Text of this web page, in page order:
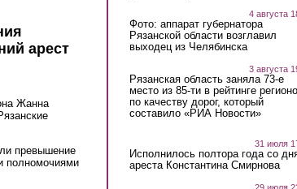
арест
Жанна
превышение
полномочиями
4 августа
Фото: аппарат губернатора
Рязанской области возглавил
выходец из Челябинска
3 августа
Рязанская область заняла 73-е
место из 85-ти в рейтинге
по качеству дорог, который
составило «РИА Новости»
31 июля
Исполнилось полтора года со
ареста Константина Смирнова